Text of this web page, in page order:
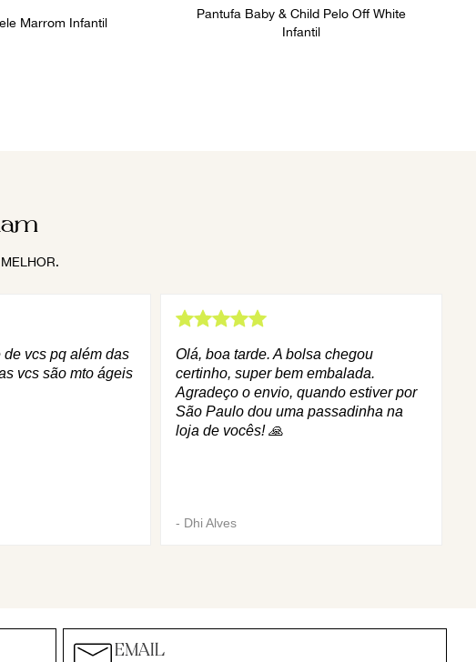
Marrom Infantil
Pantufa Baby & Child Pelo Off White
Infantil
vcs pq além das
vcs são mto ágeis
Olá, boa tarde. A bolsa chegou
certinho, super bem embalada.
Agradeço o envio, quando estiver por
São Paulo dou uma passadinha na
loja de vocês! 🙏
- Dhi Alves
EMAIL